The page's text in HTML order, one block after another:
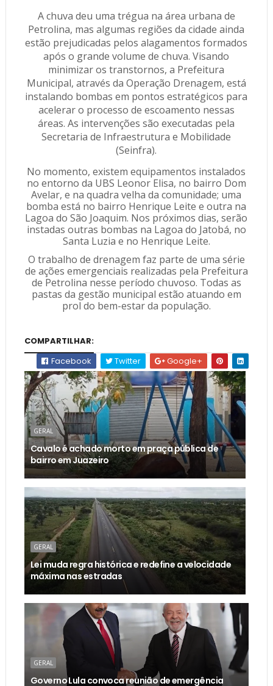
A chuva deu uma trégua na área urbana de
Petrolina, mas algumas regiões da cidade ainda
estão prejudicadas pelos alagamentos formados
após o grande volume de chuva. Visando
minimizar os transtornos, a Prefeitura
Municipal, através da Operação Drenagem, está
instalando bombas em pontos estratégicos para
acelerar o processo de escoamento nessas
áreas. As intervenções são executadas pela
Secretaria de Infraestrutura e Mobilidade
(Seinfra).
No momento, existem equipamentos instalados
no entorno da UBS Leonor Elisa, no bairro Dom
Avelar, e na quadra velha da comunidade; uma
bomba está no bairro Henrique Leite e outra na
Lagoa do São Joaquim. Nos próximos dias, serão
instadas outras bombas na Lagoa do Jatobá, no
Santa Luzia e no Henrique Leite.
O trabalho de drenagem faz parte de uma série
de ações emergenciais realizadas pela Prefeitura
de Petrolina nesse período chuvoso. Todas as
pastas da gestão municipal estão atuando em
prol do bem-estar da população.
COMPARTILHAR:
Facebook
Twitter Google+
GERAL
Cavalo é achado morto em praça pública de
bairro em Juazeiro
GERAL
Lei muda regra histórica e redefine a velocidade
máxima nas estradas
GERAL
Governo Lula convoca reunião de emergência